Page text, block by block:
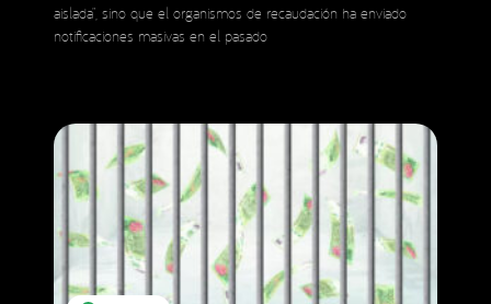
aislada”, sino que el organismos de recaudación ha enviado
notificaciones masivas en el pasado